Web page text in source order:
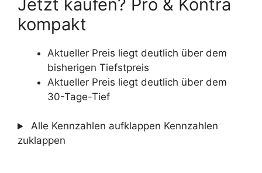
Jetzt kaufen? Pro & Kontra
kompakt
Aktueller Preis liegt deutlich über dem
bisherigen Tiefstpreis
Aktueller Preis liegt deutlich über dem
30-Tage-Tief
Alle Kennzahlen aufklappen Kennzahlen
zuklappen